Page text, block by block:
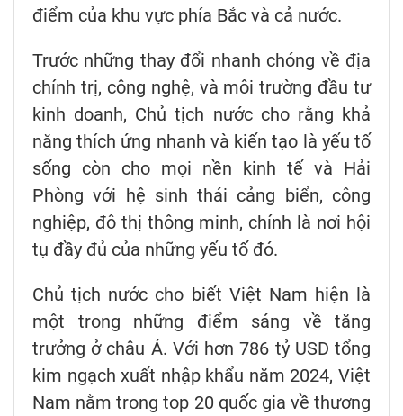
điểm của khu vực phía Bắc và cả nước.
Trước những thay đổi nhanh chóng về địa
chính trị, công nghệ, và môi trường đầu tư
kinh doanh, Chủ tịch nước cho rằng khả
năng thích ứng nhanh và kiến tạo là yếu tố
sống còn cho mọi nền kinh tế và Hải
Phòng với hệ sinh thái cảng biển, công
nghiệp, đô thị thông minh, chính là nơi hội
tụ đầy đủ của những yếu tố đó.
Chủ tịch nước cho biết Việt Nam hiện là
một trong những điểm sáng về tăng
trưởng ở châu Á. Với hơn 786 tỷ USD tổng
kim ngạch xuất nhập khẩu năm 2024, Việt
Nam nằm trong top 20 quốc gia về thương